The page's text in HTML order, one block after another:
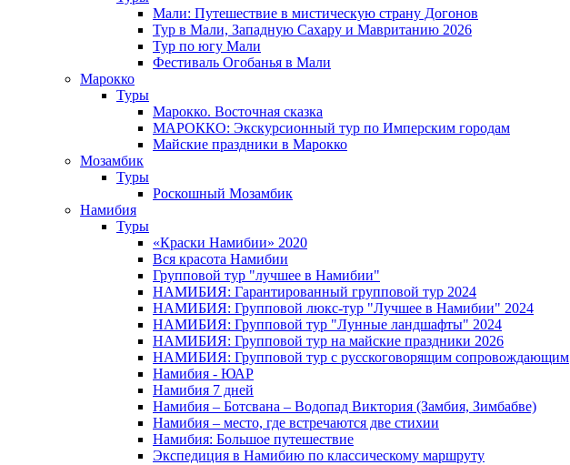
Мали: Путешествие в мистическую страну Догонов
Тур в Мали, Западную Сахару и Мавританию 2026
Тур по югу Мали
Фестиваль Огобанья в Мали
Марокко
Туры
Марокко. Восточная сказка
МАРОККО: Экскурсионный тур по Имперским городам
Майские праздники в Марокко
Мозамбик
Туры
Роскошный Мозамбик
Намибия
Туры
«Краски Намибии» 2020
Вся красота Намибии
Групповой тур "лучшее в Намибии"
НАМИБИЯ: Гарантированный групповой тур 2024
НАМИБИЯ: Групповой люкс-тур "Лучшее в Намибии" 2024
НАМИБИЯ: Групповой тур "Лунные ландшафты" 2024
НАМИБИЯ: Групповой тур на майские праздники 2026
НАМИБИЯ: Групповой тур с русскоговорящим сопровождающим
Намибия - ЮАР
Намибия 7 дней
Намибия – Ботсвана – Водопад Виктория (Замбия, Зимбабве)
Намибия – место, где встречаются две стихии
Намибия: Большое путешествие
Экспедиция в Намибию по классическому маршруту